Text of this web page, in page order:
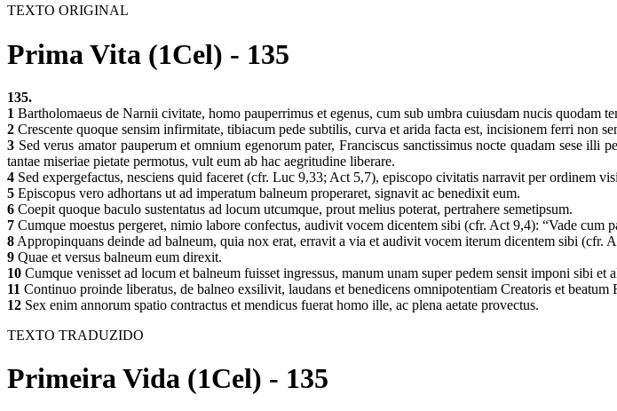
TEXTO ORIGINAL
Prima Vita (1Cel) - 135
135.
1 Bartholomaeus de Narnii civitate, homo pauperrimus et egenus, cum sub umbra cuiusdam nucis quodam
2 Crescente quoque sensim infirmitate, tibiacum pede subtilis, curva et arida facta est, incisionem ferri non
3 Sed verus amator pauperum et omnium egenorum pater, Franciscus sanctissimus nocte quadam sese
tantae miseriae pietate permotus, vult eum ab hac aegritudine liberare.
4 Sed expergefactus, nesciens quid faceret (cfr. Luc 9,33; Act 5,7), episcopo civitatis narravit per ordinem
5 Episcopus vero adhortans ut ad imperatum balneum properaret, signavit ac benedixit eum.
6 Coepit quoque baculo sustentatus ad locum utcumque, prout melius poterat, pertrahere semetipsum.
7 Cumque moestus pergeret, nimio labore confectus, audivit vocem dicentem sibi (cfr. Act 9,4): “Vade cum
8 Appropinquans deinde ad balneum, quia nox erat, erravit a via et audivit vocem iterum dicentem sibi (cfr.
9 Quae et versus balneum eum direxit.
10 Cumque venisset ad locum et balneum fuisset ingressus, manum unam super pedem sensit imponi sibi et
11 Continuo proinde liberatus, de balneo exsilivit, laudans et benedicens omnipotentiam Creatoris et
12 Sex enim annorum spatio contractus et mendicus fuerat homo ille, ac plena aetate provectus.
TEXTO TRADUZIDO
Primeira Vida (1Cel) - 135